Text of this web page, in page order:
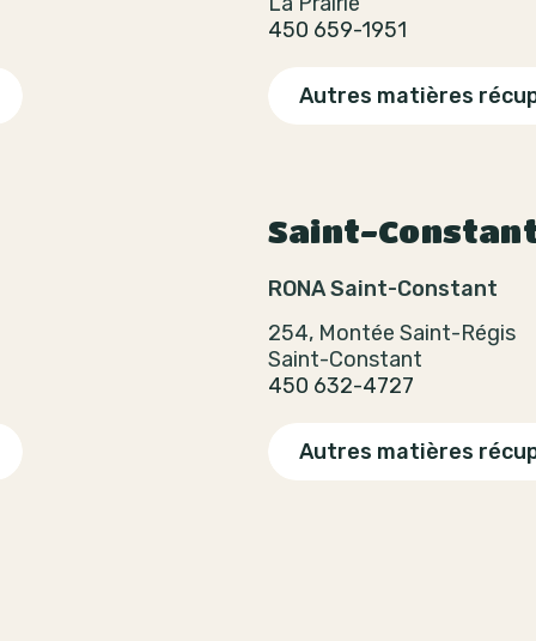
450 659-1951
Autres matières
Saint-
RONA Saint-Constant
254, Montée Saint-Régis
Saint-Constant
450 632-4727
Autres matières